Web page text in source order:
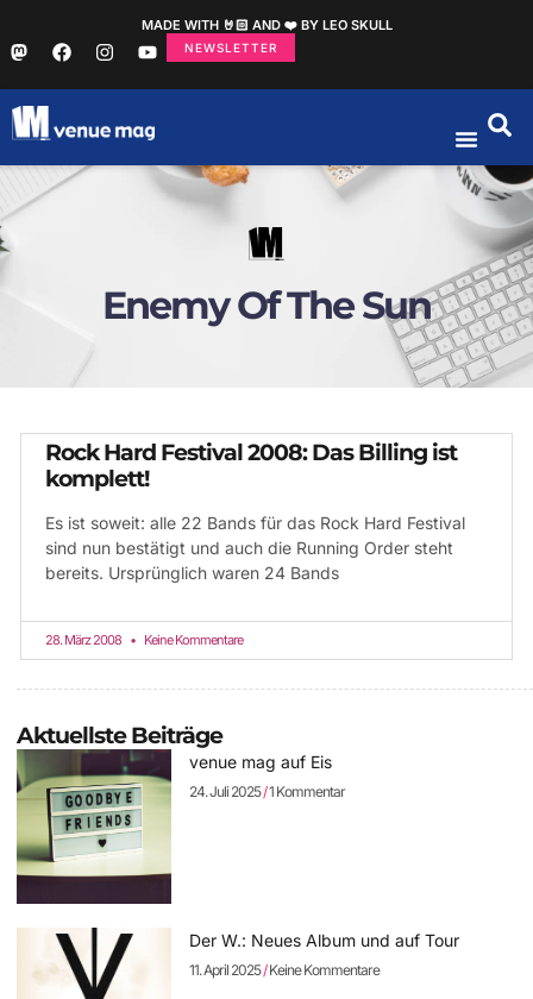
MADE WITH 🤘🏻 AND ❤️ BY LEO SKULL
NEWSLETTER
Enemy Of The Sun
Rock Hard Festival 2008: Das Billing ist
komplett!
Es ist soweit: alle 22 Bands für das Rock Hard Festival
sind nun bestätigt und auch die Running Order steht
bereits. Ursprünglich waren 24 Bands
28. März 2008 Keine Kommentare
Aktuellste Beiträge
venue mag auf Eis
24. Juli 2025 1 Kommentar
Der W.: Neues Album und auf Tour
11. April 2025 Keine Kommentare